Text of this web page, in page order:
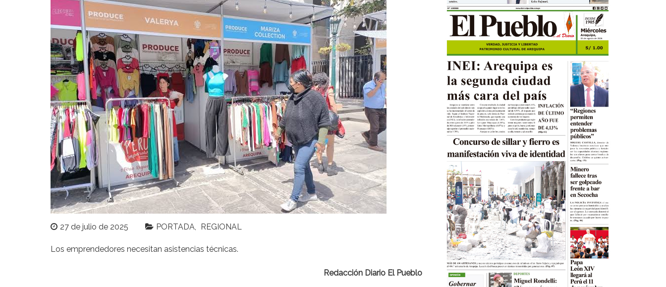
27 de julio de 2025 PORTADA REGIONAL
Los emprendedores necesitan asistencias técnicas.
Redacción Diario El Pueblo